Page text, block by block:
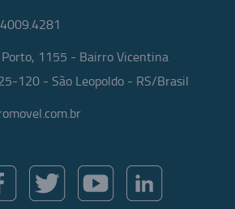
Porto, 1155 - Bairro Vicentina
120 - São Leopoldo - RS/Brasil